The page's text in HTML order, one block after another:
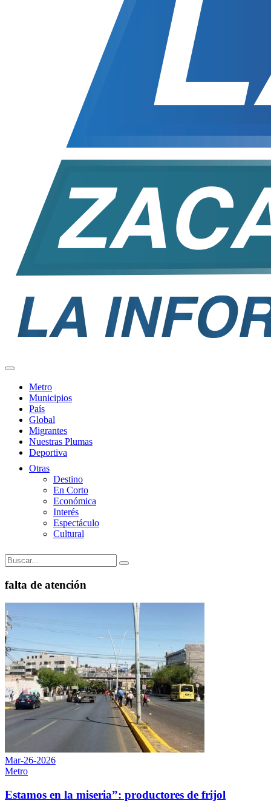
Metro
Municipios
País
Global
Migrantes
Nuestras Plumas
Deportiva
Otras
Destino
En Corto
Económica
Interés
Espectáculo
Cultural
falta de atención
Mar-26-2026
Metro
Estamos en la miseria”: productores de frijol